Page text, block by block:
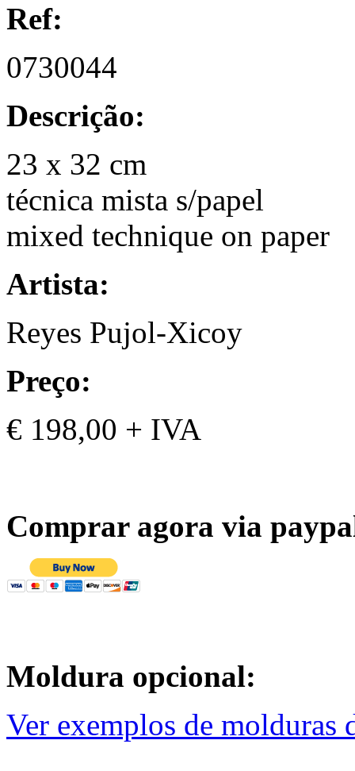
Ref:
0730044
Descrição:
23 x 32 cm
técnica mista s/papel
mixed technique on paper
Artista:
Reyes Pujol-Xicoy
Preço:
€ 198,00 + IVA
Comprar agora via
Moldura opcional:
Ver exemplos de molduras